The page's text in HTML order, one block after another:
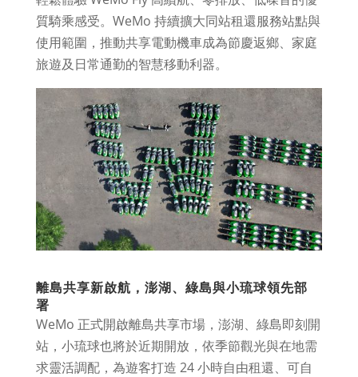
質騎乘感受。WeMo 持續擴大同站租還服務站點與
使用範圍，推動共享電動機車成為節慶返鄉、家庭
旅遊及日常通勤的智慧移動利器。
離島共享新啟航，澎湖、綠島與小琉球領先部
署
WeMo 正式開啟離島共享市場，澎湖、綠島即刻開
站，小琉球也將於近期開放，依季節觀光與在地需
求靈活調配，為遊客打造 24 小時自由租還、可自